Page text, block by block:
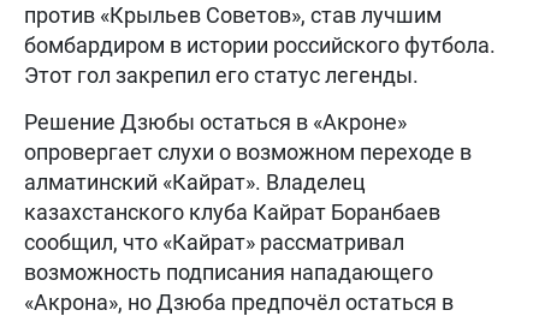
против «Крыльев Советов», став лучшим
бомбардиром в истории российского футбола.
Этот гол закрепил его статус легенды.
Решение Дзюбы остаться в «Акроне»
опровергает слухи о возможном переходе в
алматинский «Кайрат». Владелец
казахстанского клуба Кайрат Боранбаев
сообщил, что «Кайрат» рассматривал
возможность подписания нападающего
«Акрона», но Дзюба предпочёл остаться в